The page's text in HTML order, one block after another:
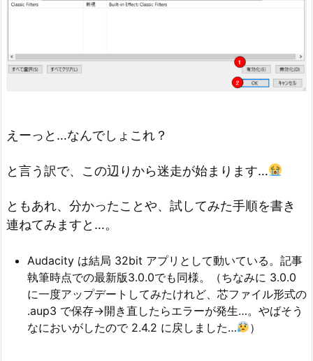
えーっと…なんでしょこれ？
と言う訳で、この辺りから迷走が始まります…
ともあれ、分かったことや、試してみた手順を書き
連ねてみますと…。
Audacity は結局 32bit アプリとして動いている。記事
執筆時点での最新版3.0.0でも同様。（ちなみに 3.0.0
に一度アップデートしてみたけれど、芯ファイル形式の
.aup3 で保存→開き直したらエラーが発生…。やばそう
なにおいがしたので 2.4.2 に戻しました…
）